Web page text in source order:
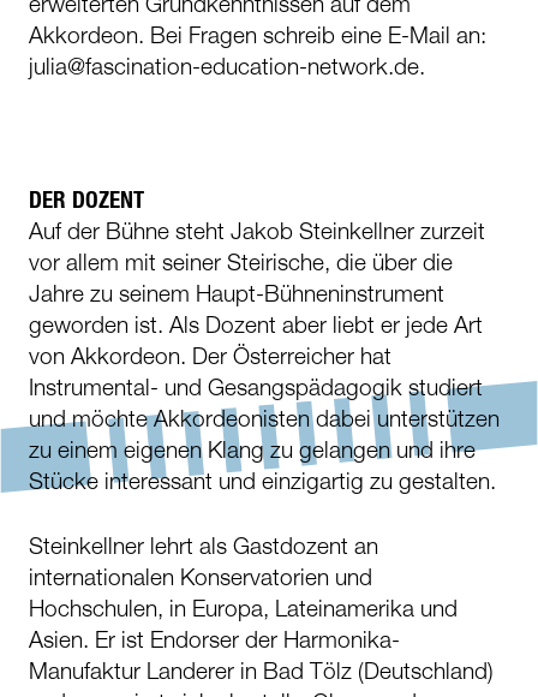
erweiterten Grundkenntnissen auf dem
Akkordeon. Bei Fragen schreib eine E-Mail an:
julia@fascination-education-network.de.
DER DOZENT
Auf der Bühne steht Jakob Steinkellner zurzeit
vor allem mit seiner Steirische, die über die
Jahre zu seinem Haupt-Bühneninstrument
geworden ist. Als Dozent aber liebt er jede Art
von Akkordeon. Der Österreicher hat
Instrumental- und Gesangspädagogik studiert
und möchte Akkordeonisten dabei unterstützen
zu einem eigenen Klang zu gelangen und ihre
Stücke interessant und einzigartig zu gestalten.
Steinkellner lehrt als Gastdozent an
internationalen Konservatorien und
Hochschulen, in Europa, Lateinamerika und
Asien. Er ist Endorser der Harmonika-
Manufaktur Landerer in Bad Tölz (Deutschland)